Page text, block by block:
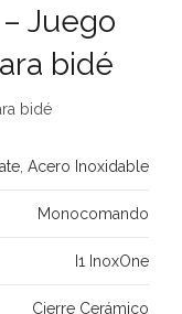
Juego
bidé
bidé
Acero Inoxidable
Monocomando
I1 InoxOne
Cierre Cerámico